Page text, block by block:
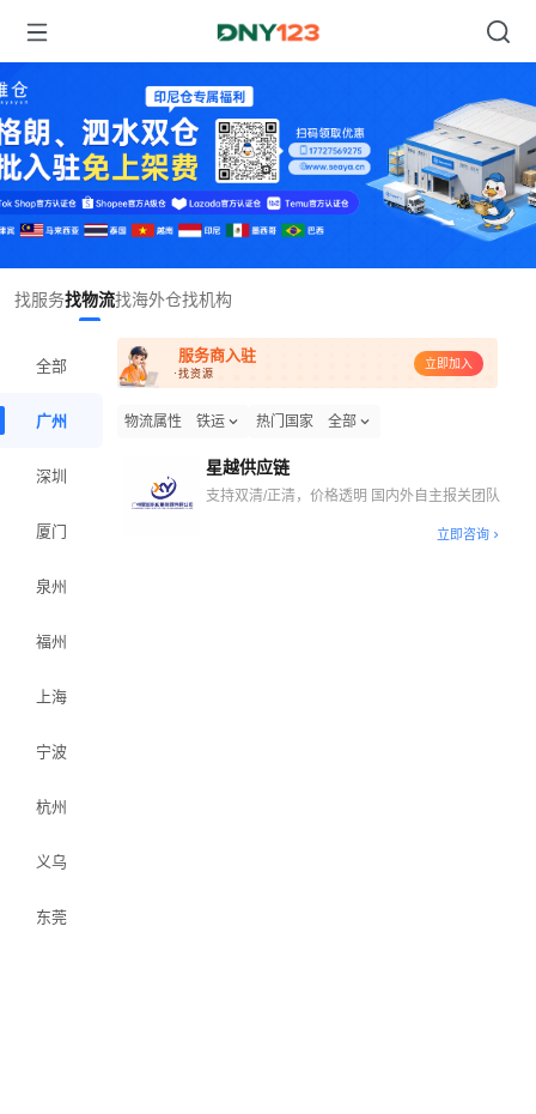
找服务找物流找海外仓找机构
全部
广州
深圳
厦门
泉州
福州
上海
宁波
杭州
义乌
东莞
服务商入驻
·找资源
立即加入
物流属性 铁运 热门国家 全部
星越供应链
支持双清/正清，价格透明 国内外自主报关团队
立即咨询